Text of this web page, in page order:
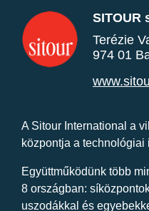
SITOUR
Terézie
974 01
A Sitour International a
központja a technológiai
Együttműködünk több
8 országban:
uszodákkal és